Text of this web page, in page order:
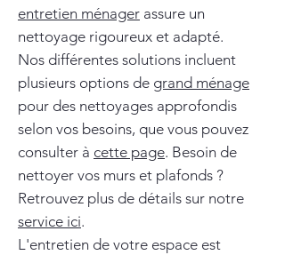
entretien ménager assure un
nettoyage rigoureux et adapté.
Nos différentes solutions incluent
plusieurs options de grand ménage
pour des nettoyages approfondis
selon vos besoins, que vous pouvez
consulter à cette page. Besoin de
nettoyer vos murs et plafonds ?
Retrouvez plus de détails sur notre
service ici.
L'entretien de votre espace est